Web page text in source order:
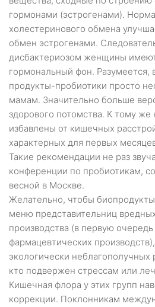
гормонами (эстрогенами).
холестеринового обмена
обмен эстрогенами.
дисбактериозом женщины
гормональный фон. Разумеется,
продукты-пробиотики просто
мамам. Значительно больше
здорового потомства. К тому
избавлены от кишечных
характерных для первых
Такие рекомендации не раз
конференции по пробиотикам,
весной в Москве.
Желательно, чтобы
меню представительниц
производства (в первую
фармацевтических
экологически неблагополучных
кто подвержен стрессам или
Кишечная флора у этих групп
коррекции. Поклонникам